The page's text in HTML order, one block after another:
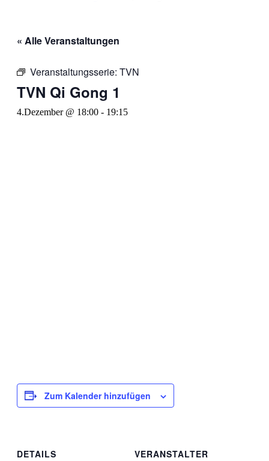
« Alle Veranstaltungen
Veranstaltungsserie: TVN
TVN Qi Gong 1
4.Dezember @ 18:00 - 19:15
Zum Kalender hinzufügen
DETAILS
VERANSTALTER